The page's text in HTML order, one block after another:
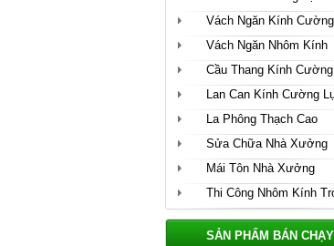
Vách Ngăn Kính
Vách Ngăn Nhôm Kính
Cầu Thang Kính
Lan Can Kính Cường
La Phông Thạch Cao
Sửa Chữa Nhà Xưởng
Mái Tôn Nhà Xưởng
Thi Công Nhôm Kính
SẢN PHẨM BÁN CHẠY